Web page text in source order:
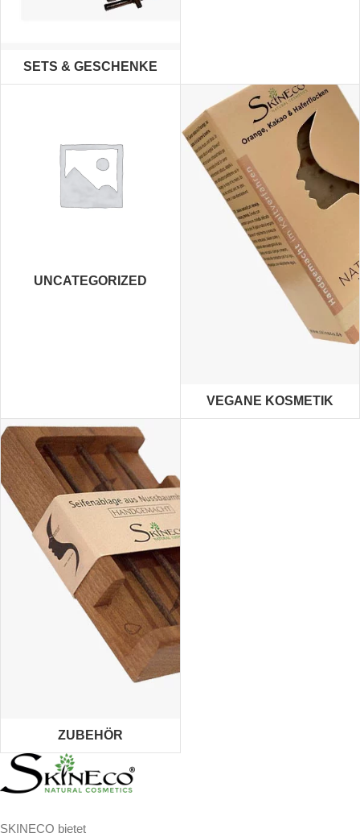
SETS & GESCHENKE
UNCATEGORIZED
VEGANE KOSMETIK
ZUBEHÖR
SKINECO bietet